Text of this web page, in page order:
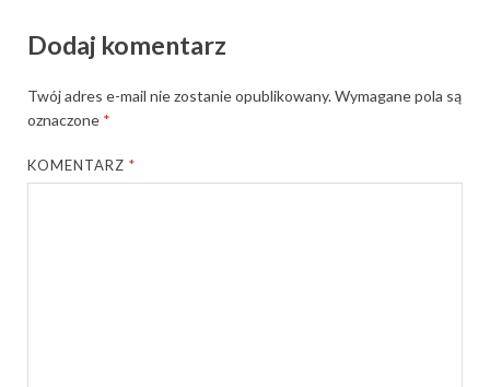
Dodaj komentarz
Twój adres e-mail nie zostanie opublikowany.Wymagane pola są
oznaczone *
KOMENTARZ*